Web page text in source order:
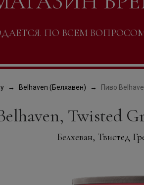
ПО ВСЕМ ВОПРОСОМ
Belhaven (Белхавен) Пиво
Twisted
Белхеван, Твистед